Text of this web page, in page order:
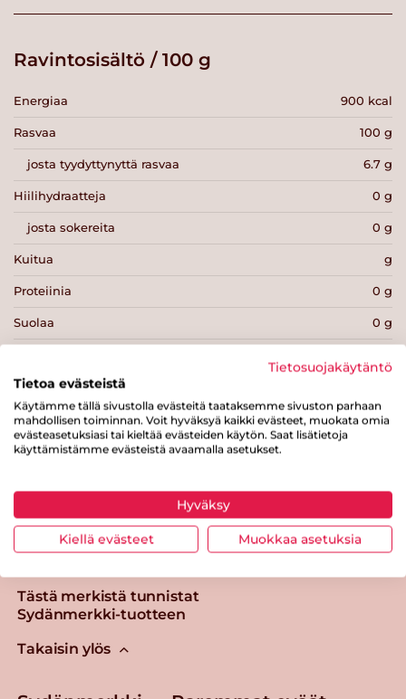
Ravintosisältö / 100 g
Energiaa 900 kcal
Rasvaa 100 g
josta tyydyttynyttä rasvaa 6.7 g
Hiilihydraatteja 0 g
josta sokereita 0 g
Kuitua g
Proteiinia 0 g
Suolaa 0 g
Tulosta sivu Jaa tuote
Tästä merkistä tunnistat
Sydänmerkki-tuotteen
Takaisin ylös
Tietosuojakäytäntö
Tietoa evästeistä
Käytämme tällä sivustolla evästeitä taataksemme sivuston parhaan
mahdollisen toiminnan. Voit hyväksyä kaikki evästeet, muokata omia
evästeasetuksiasi tai kieltää evästeiden käytön. Saat lisätietoja
käyttämistämme evästeistä avaamalla asetukset.
Hyväksy
Kiellä evästeet Muokkaa asetuksia